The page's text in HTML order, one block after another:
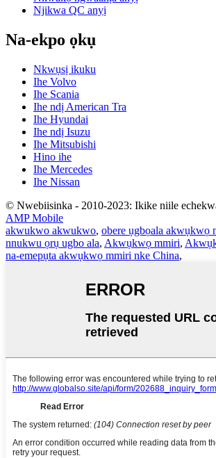
Njikwa QC anyị
Na-ekpo ọkụ
Nkwụsị ikuku
Ihe Volvo
Ihe Scania
Ihe ndị American Tra
Ihe Hyundai
Ihe ndị Isuzu
Ihe Mitsubishi
Hino ihe
Ihe Mercedes
Ihe Nissan
© Nwebiisinka - 2010-2023: Ikike niile
AMP Mobile
akwukwo akwukwo, obere ụgbọala akwụkwọ
nnukwu ọrụ ugbo ala, Akwụkwọ mmiri,
na-emepụta akwụkwọ mmiri nke China,